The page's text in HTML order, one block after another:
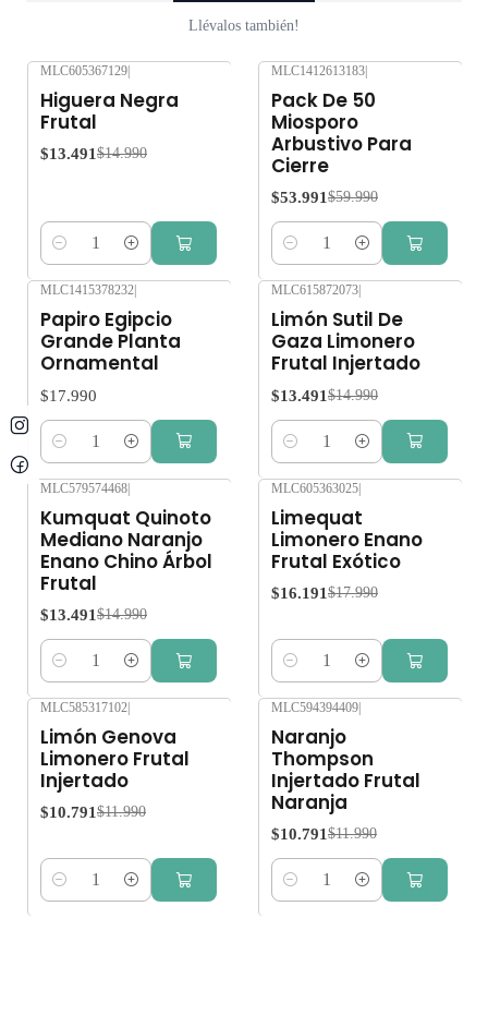
Llévalos también!
MLC605367129|
Higuera Negra
Frutal
$13.491 $14.990
Cantidad
MLC1412613183|
Pack De 50
Miosporo
Arbustivo Para
Cierre
$53.991 $59.990
Cantidad
MLC1415378232
Papiro Egipcio
Grande Planta
Ornamental
$17.990
Cantidad
MLC615872073
Limón Sutil De
Gaza Limonero
Frutal Injertado
$13.491 $14.990
Cantidad
MLC579574468|
Kumquat Quinoto
Mediano Naranjo
Enano Chino Árbol
Frutal
$13.491 $14.990
Cantidad
MLC605363025|
Limequat
Limonero Enano
Frutal Exótico
$16.191 $17.990
Cantidad
MLC585317102
Limón Genova
Limonero Frutal
Injertado
$10.791 $11.990
Cantidad
MLC594394409
Naranjo
Thompson
Injertado Frutal
Naranja
$10.791 $11.990
Cantidad